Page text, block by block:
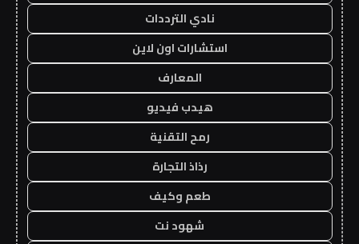
نادي الترددات
استشارات اون لاين
المعارف
هيدب فيديو
رمح التقنية
رذاذ التجارة
طعم وكيف
شهود نت